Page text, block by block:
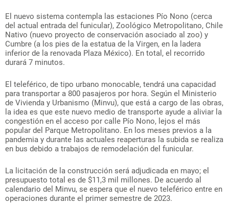
El nuevo sistema contempla las estaciones Pío Nono (cerca
del actual entrada del funicular), Zoológico Metropolitano, Chile
Nativo (nuevo proyecto de conservación asociado al zoo) y
Cumbre (a los pies de la estatua de la Virgen, en la ladera
inferior de la renovada Plaza México). En total, el recorrido
durará 7 minutos.
El teleférico, de tipo urbano monocable, tendrá una capacidad
para transportar a 800 pasajeros por hora. Según el Ministerio
de Vivienda y Urbanismo (Minvu), que está a cargo de las obras,
la idea es que este nuevo medio de transporte ayude a aliviar la
congestión en el acceso por calle Pío Nono, lejos el más
popular del Parque Metropolitano. En los meses previos a la
pandemia y durante las actuales reaperturas la subida se realiza
en bus debido a trabajos de remodelación del funicular.
La licitación de la construcción será adjudicada en mayo; el
presupuesto total es de $11,3 mil millones. De acuerdo al
calendario del Minvu, se espera que el nuevo teleférico entre en
operaciones durante el primer semestre de 2023.